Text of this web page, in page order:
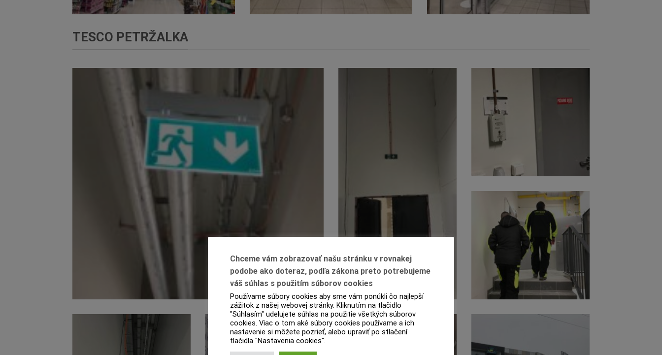
TESCO PETRŽALKA
Chceme vám zobrazovať našu stránku v rovnakej
podobe ako doteraz, podľa zákona preto potrebujeme
váš súhlas s použitím súborov cookies
Používame súbory cookies aby sme vám ponúkli čo najlepší
zážitok z našej webovej stránky. Kliknutím na tlačidlo
"Súhlasím" udelujete súhlas na použitie všetkých súborov
cookies. Viac o tom aké súbory cookies používame a ich
nastavenie si môžete pozrieť, alebo upraviť po stlačení
tlačidla "Nastavenia cookies".